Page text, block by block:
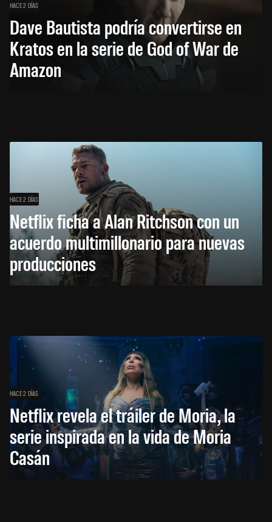
HACE 2 DÍAS
Dave Bautista podría convertirse en
Kratos en la serie de God of War de
Amazon
HACE 2 DÍAS
Netflix ficha a Alan Ritchson con un
acuerdo multimillonario para nuevas
producciones
HACE 2 DÍAS
Netflix revela el tráiler de Moria, la
serie inspirada en la vida de Moria
Casán